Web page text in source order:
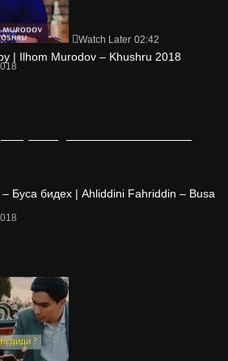
Watch Later 02:42
| Ilhom Murodov – Khushru 2018
Буса бидех | Ahliddini Fahriddin – Busa